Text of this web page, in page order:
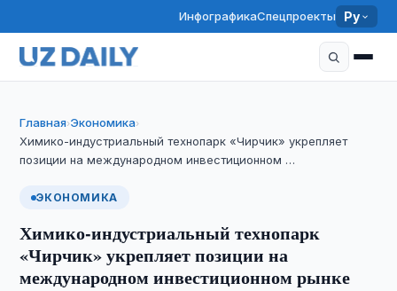
ИнфографикаСпецпроекты Ру
Главная›Экономика›
Химико-индустриальный технопарк «Чирчик» укрепляет
позиции на международном инвестиционном …
ЭКОНОМИКА
Химико-индустриальный технопарк
«Чирчик» укрепляет позиции на
международном инвестиционном рынке